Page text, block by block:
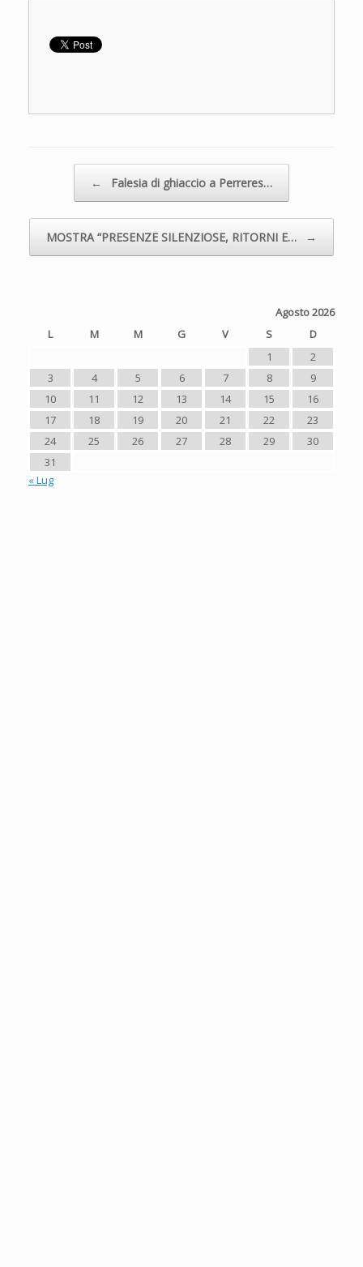
← Falesia di ghiaccio a Perreres…
MOSTRA “PRESENZE SILENZIOSE, RITORNI E… →
Agosto 2026
L
M M G V S
D
1
2
3
4 5 6 7 8
9
10
11 12 13 14 15
16
17
18 19 20 21 22
23
24
25 26 27 28 29
30
31
« Lug